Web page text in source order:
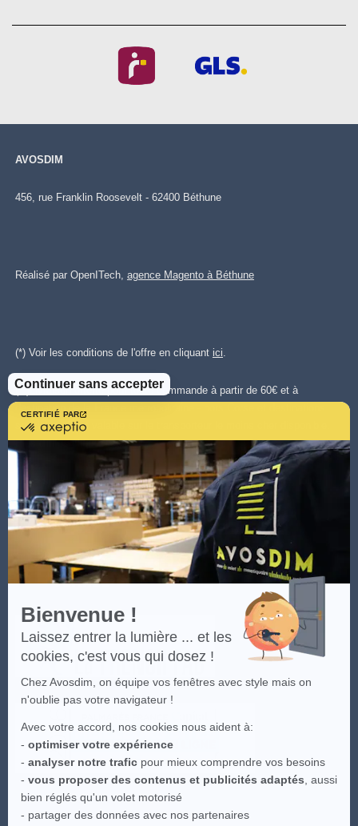
CERTIFIÉ PAR
En
savoir
plus
sur
Axeptio
Bienvenue !
Laissez entrer la lumière ... et les
cookies, c'est vous qui dosez !
Chez Avosdim, on équipe vos fenêtres avec style mais on
n'oublie pas votre navigateur !
Avec votre accord, nos cookies nous aident à:
- optimiser votre expérience
- analyser notre trafic pour mieux comprendre vos besoins
- vous proposer des contenus et publicités adaptés , aussi
bien réglés qu'un volet motorisé
- partager des données avec nos partenaires
Continuer sans accepter
AVOSDIM
456, rue Franklin Roosevelt - 62400 Béthune
Réalisé par OpenITech, agence Magento à Béthune
(*) Voir les conditions de l'offre en cliquant ici
(**)Livraison offerte pour toute commande à partir de 60€ et à
destination de la France métropolitaine - hors Corse et destinations
spéciales. Offre valable sur le transporteur le moins cher disponible.
Plus d'infos cliquezici..
Les visuels du site sont la propriété intellectuelle d'Avosdim, toute
reproduction partielle ou totale est interdite.